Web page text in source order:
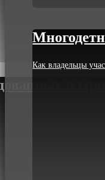
Как владельцы
в